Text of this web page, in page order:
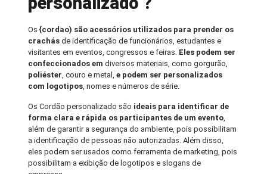
Os {cordao) são acessórios utilizados para prender os
crachás de identificação de funcionários, estudantes e
visitantes em eventos, congressos e feiras. Eles podem ser
confeccionados emdiversos materiais, como gorgurão,
poliéster, couro e metal,e podem ser personalizados
com logotipos, nomes e números de série.
Os Cordão personalizado são ideais para identificar de
forma clara e rápida os participantes de um evento,
além de garantir a segurança do ambiente, pois possibilitam
a identificação de pessoas não autorizadas. Além disso,
eles podem ser usados como ferramenta de marketing, pois
possibilitam a exibição de logotipos e slogans de